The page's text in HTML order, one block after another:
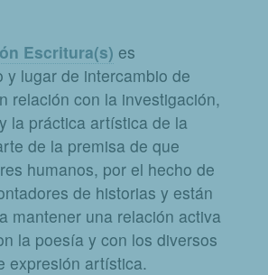
Escritura(s) es
y lugar de intercambio de
relación con la investigación,
la práctica artística de la
de la premisa de que
humanos, por el hecho de
de historias y están
mantener una relación activa
la poesía y con los diversos
expresión artística.